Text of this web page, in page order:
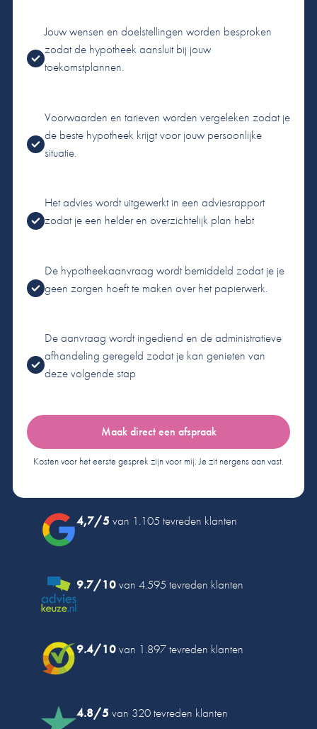
Jouw wensen en doelstellingen worden besproken
zodat de hypotheek aansluit bij jouw
toekomstplannen.
Voorwaarden en tarieven worden vergeleken zodat je
de beste hypotheek krijgt voor jouw persoonlijke
situatie.
Het advies wordt uitgewerkt in een adviesrapport
zodat je een helder en overzichtelijk plan hebt
De hypotheekaanvraag wordt bemiddeld zodat je je
geen zorgen hoeft te maken over het papierwerk.
De aanvraag wordt ingediend en de administratieve
afhandeling geregeld zodat je kan genieten van
deze volgende stap
Maak direct een afspraak
Kosten voor het eerste gesprek zijn voor mij. Je zit nergens aan vast.
4,7/5 van 1.105 tevreden klanten
9.7/10van 4.595 tevreden klanten
9.4/10van 1.897 tevreden klanten
4.8/5 van 320 tevreden klanten